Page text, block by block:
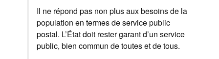
Il ne répond pas non plus aux besoins de la
population en termes de service public
postal. L’État doit rester garant d’un service
public, bien commun de toutes et de tous.